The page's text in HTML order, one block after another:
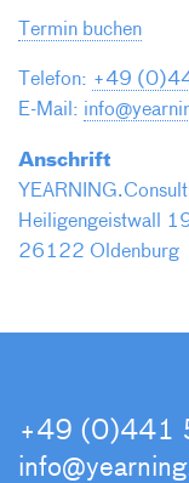
Termin buchen
Telefon: +49
E-Mail:
Anschrift
Heiligengeistwall
26122 Oldenburg
+49 (0)441